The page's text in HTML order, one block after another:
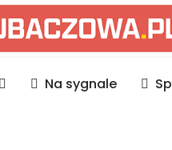
Na sygnale